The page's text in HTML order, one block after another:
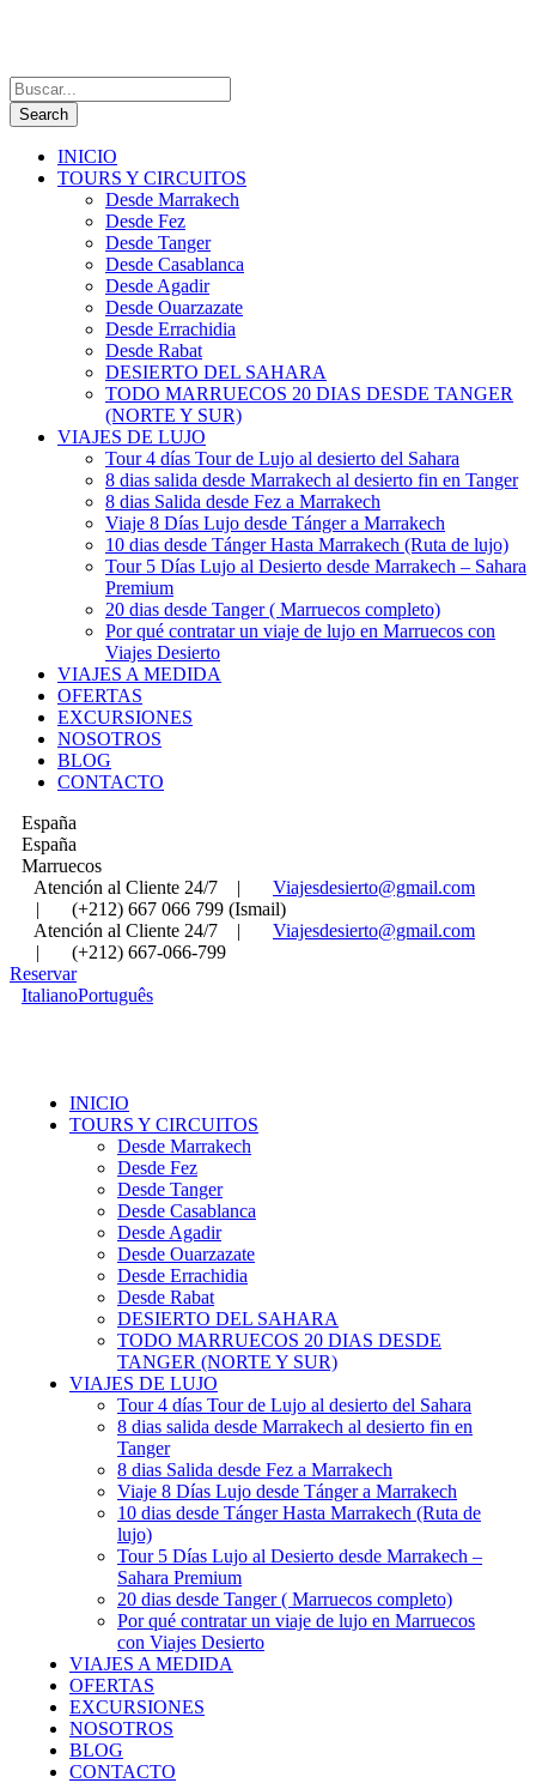
INICIO
TOURS Y CIRCUITOS
Desde Marrakech
Desde Fez
Desde Tanger
Desde Casablanca
Desde Agadir
Desde Ouarzazate
Desde Errachidia
Desde Rabat
DESIERTO DEL SAHARA
TODO MARRUECOS 20 DIAS DESDE TANGER
(NORTE Y SUR)
VIAJES DE LUJO
Tour 4 días Tour de Lujo al desierto del Sahara
8 dias salida desde Marrakech al desierto fin en Tanger
8 dias Salida desde Fez a Marrakech
Viaje 8 Días Lujo desde Tánger a Marrakech
10 dias desde Tánger Hasta Marrakech (Ruta de lujo)
Tour 5 Días Lujo al Desierto desde Marrakech – Sahara
Premium
20 dias desde Tanger ( Marruecos completo)
Por qué contratar un viaje de lujo en Marruecos con
Viajes Desierto
VIAJES A MEDIDA
OFERTAS
EXCURSIONES
NOSOTROS
BLOG
CONTACTO
España
España
Marruecos
Atención al Cliente 24/7
|
Viajesdesierto@gmail.com
|
(+212) 667 066 799 (Ismail)
Atención al Cliente 24/7
|
Viajesdesierto@gmail.com
|
(+212) 667-066-799
Reservar
ItalianoPortuguês
INICIO
TOURS Y CIRCUITOS
Desde Marrakech
Desde Fez
Desde Tanger
Desde Casablanca
Desde Agadir
Desde Ouarzazate
Desde Errachidia
Desde Rabat
DESIERTO DEL SAHARA
TODO MARRUECOS 20 DIAS DESDE
TANGER (NORTE Y SUR)
VIAJES DE LUJO
Tour 4 días Tour de Lujo al desierto del Sahara
8 dias salida desde Marrakech al desierto fin en
Tanger
8 dias Salida desde Fez a Marrakech
Viaje 8 Días Lujo desde Tánger a Marrakech
10 dias desde Tánger Hasta Marrakech (Ruta de
lujo)
Tour 5 Días Lujo al Desierto desde Marrakech –
Sahara Premium
20 dias desde Tanger ( Marruecos completo)
Por qué contratar un viaje de lujo en Marruecos
con Viajes Desierto
VIAJES A MEDIDA
OFERTAS
EXCURSIONES
NOSOTROS
BLOG
CONTACTO